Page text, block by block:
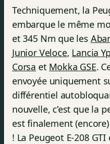
Techniquement, la
embarque le même
et 345 Nm que les
Junior Veloce, Lancia
Corsa et Mokka GSE.
envoyée uniquement
différentiel
nouvelle, c’est que la
est finalement
! La Peugeot E-208